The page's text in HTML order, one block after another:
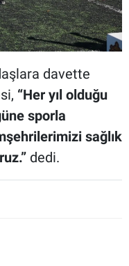
davette
“Her yıl olduğu
sporla
sağlık
dedi.